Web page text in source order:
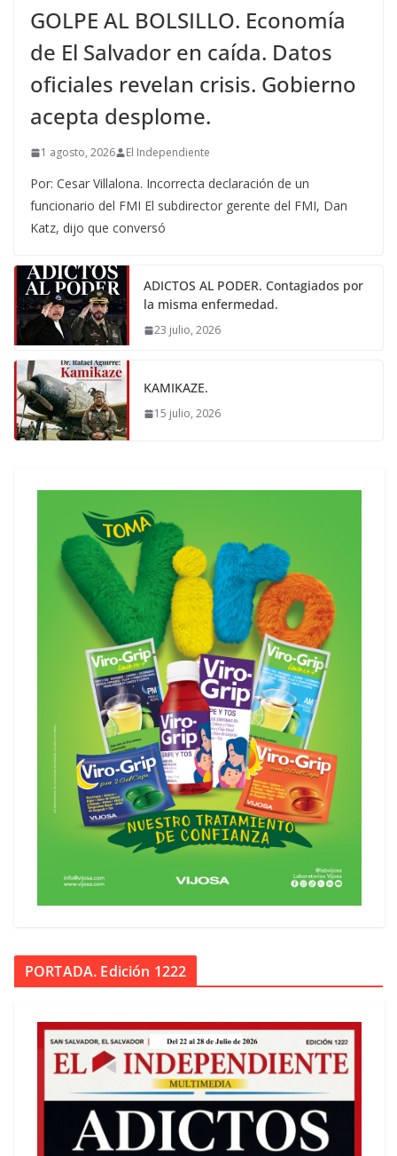
GOLPE AL BOLSILLO. Economía
de El Salvador en caída. Datos
oficiales revelan crisis. Gobierno
acepta desplome.
1 agosto, 2026 El Independiente
Por: Cesar Villalona. Incorrecta declaración de un
funcionario del FMI El subdirector gerente del FMI, Dan
Katz, dijo que conversó
ADICTOS AL PODER. Contagiados por
la misma enfermedad.
23 julio, 2026
KAMIKAZE.
15 julio, 2026
PORTADA. Edición 1222